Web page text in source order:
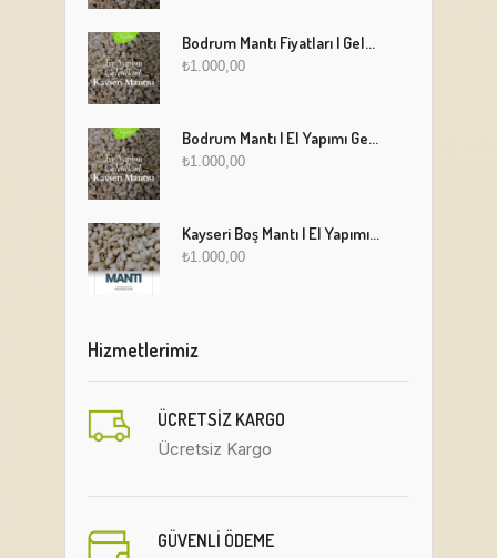
Bodrum Mantı Fiyatları | Geleneksel Türk Mantısı Online Sipariş
₺1.000,00
Bodrum Mantı | El Yapımı Geleneksel Mantı Lezzeti
₺1.000,00
Kayseri Boş Mantı | El Yapımı Geleneksel Fırınlanmış Mantı
₺1.000,00
Hizmetlerimiz
ÜCRETSIZ KARGO
Ücretsiz Kargo
GÜVENLİ ÖDEME